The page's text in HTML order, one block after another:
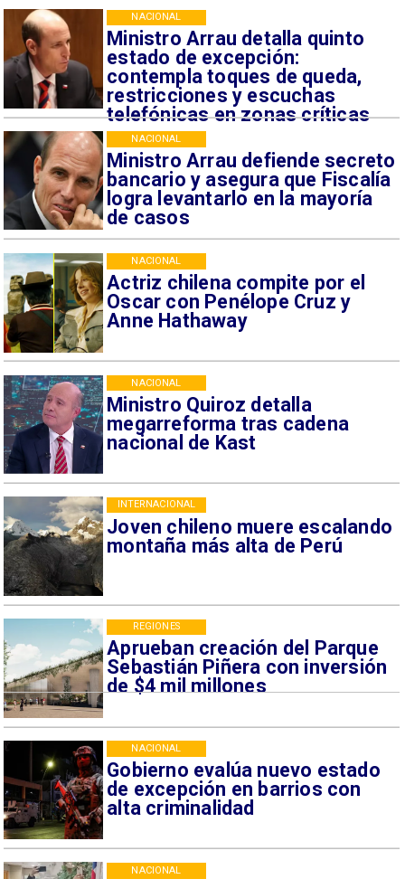
Ministro Arrau detalla quinto
estado de excepción:
contempla toques de queda,
restricciones y escuchas
telefónicas en zonas críticas
NACIONAL
Ministro Arrau defiende secreto
bancario y asegura que Fiscalía
logra levantarlo en la mayoría
de casos
NACIONAL
Actriz chilena compite por el
Oscar con Penélope Cruz y
Anne Hathaway
NACIONAL
Ministro Quiroz detalla
megarreforma tras cadena
nacional de Kast
NACIONAL
Joven chileno muere escalando
montaña más alta de Perú
INTERNACIONAL
Aprueban creación del Parque
Sebastián Piñera con inversión
de $4 mil millones
REGIONES
Gobierno evalúa nuevo estado
de excepción en barrios con
alta criminalidad
NACIONAL
NACIONAL